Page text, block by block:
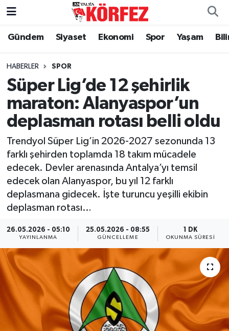
Gündem Siyaset Ekonomi Spor Yaşam
HABERLER SPOR
Süper Lig’de 12 şehirlik
maraton: Alanyaspor’un
deplasman rotası belli oldu
Trendyol Süper Lig’in 2026-2027 sezonunda 13
farklı şehirden toplamda 18 takım mücadele
edecek. Devler arenasında Antalya’yı temsil
edecek olan Alanyaspor, bu yıl 12 farklı
deplasmana gidecek. İşte turuncu yeşilli ekibin
deplasman rotası…
26.05.2026 - 05:10
YAYINLANMA
25.05.2026 - 08:55
GÜNCELLEME
1 DK
OKUNMA SÜRESI
Gündem
Siyaset
Yerel Yönetim
Ekonomi
Spor
Yaşam
Asayiş
Eğitim
Sağlık
Magazin
Turizm
Nöbetçi Eczaneler
Hava Durumu
Trafik Durumu
Süper Lig Puan Durumu ve Fikstür
Tüm Manşetler
Son Dakika Haberleri
Haber Arşivi